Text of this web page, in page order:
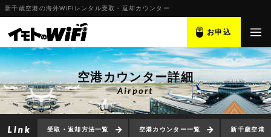
新千歳空港の海外WiFiレンタル受取・返却カウンター
お申込
空港カウンター詳細
Airport
受取・返却方法一覧 空港カウンター一覧 新千歳空港